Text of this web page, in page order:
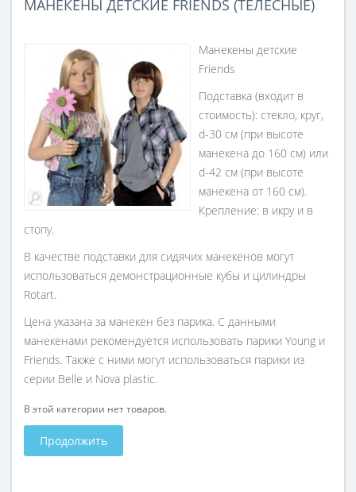
МАНЕКЕНЫ ДЕТСКИЕ FRIENDS (ТЕЛЕСНЫЕ)
Манекены детские
Friends
Подставка (входит в
стоимость): стекло, круг,
d-30 см (при высоте
манекена до 160 см) или
d-42 см (при высоте
манекена от 160 см).
Крепление: в икру и в
стопу.
В качестве подставки для сидячих манекенов могут
использоваться демонстрационные кубы и цилиндры
Rotart.
Цена указана за манекен без парика. С данными
манекенами рекомендуется использовать парики Young и
Friends. Также с ними могут использоваться парики из
серии Belle и Nova plastic.
В этой категории нет товаров.
Продолжить